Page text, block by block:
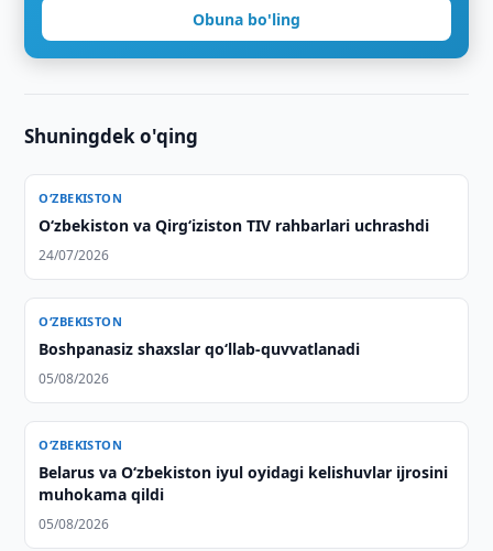
Obuna bo'ling
Shuningdek o'qing
O‘ZBEKISTON
O‘zbekiston va Qirg‘iziston TIV rahbarlari uchrashdi
24/07/2026
O‘ZBEKISTON
Boshpanasiz shaxslar qo‘llab-quvvatlanadi
05/08/2026
O‘ZBEKISTON
Belarus va O‘zbekiston iyul oyidagi kelishuvlar ijrosini
muhokama qildi
05/08/2026